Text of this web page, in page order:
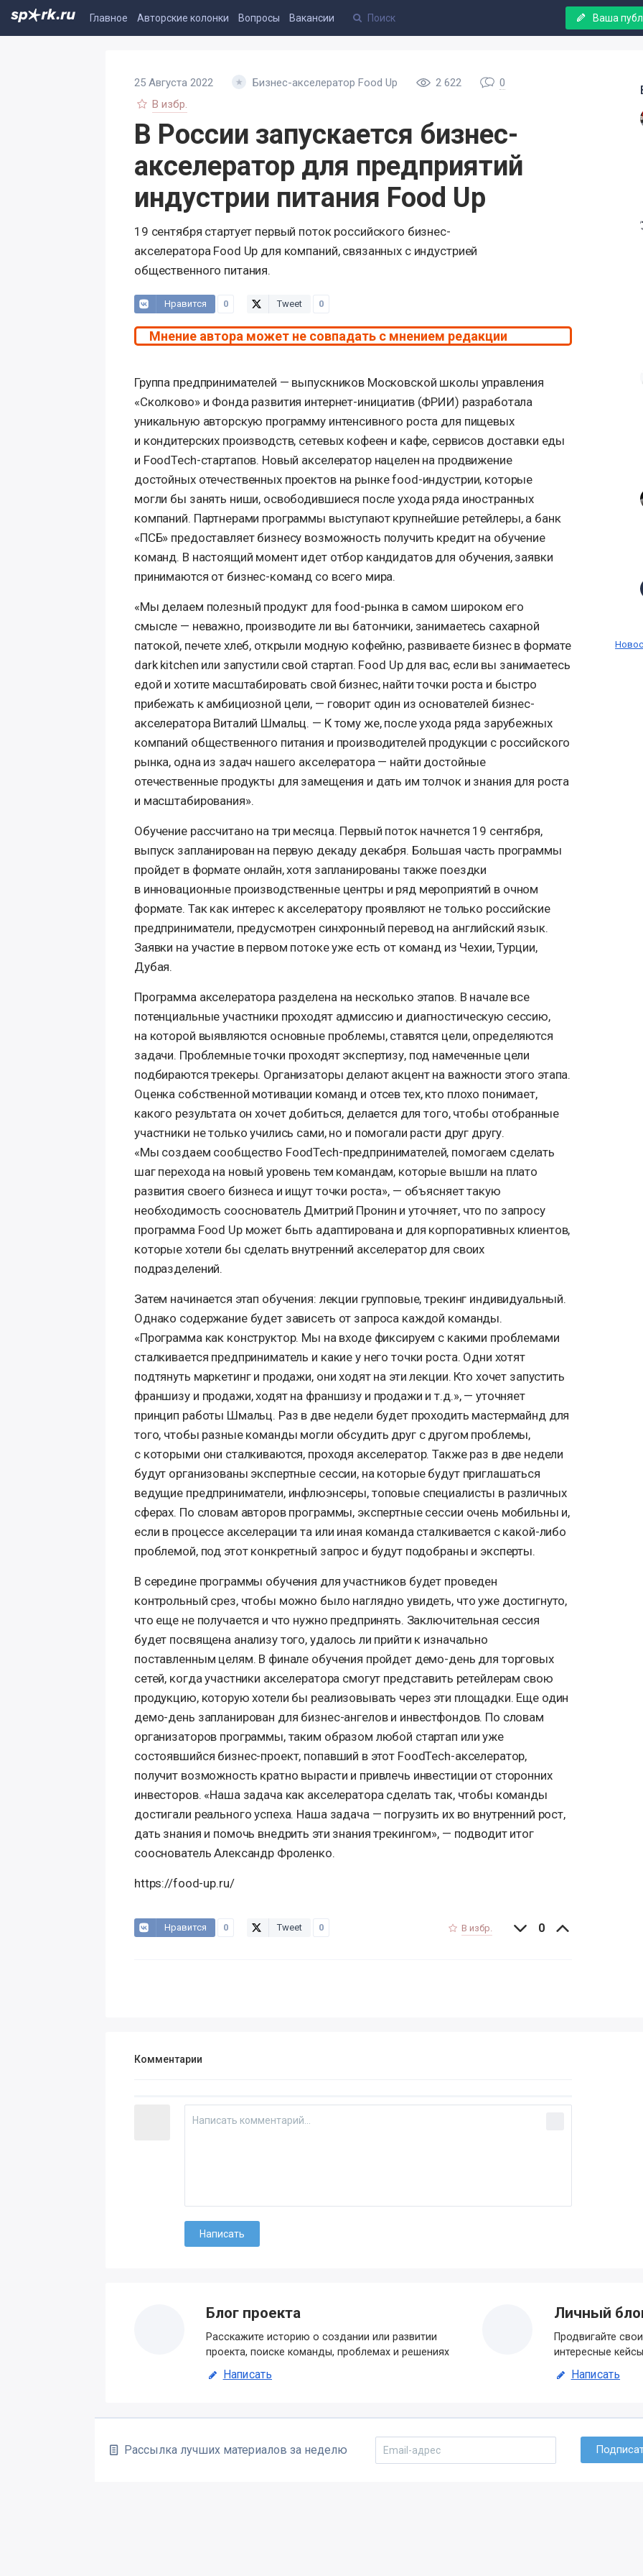
Главное Авторские колонки Вопросы Вакансии Ваша
25 Августа 2022 Бизнес-акселератор Food Up 2 622
0
В избр.
В России запускается бизнес-
акселератор для предприятий
индустрии питания Food Up
19 сентября стартует первый поток российского бизнес-
акселератора Food Up для компаний, связанных с индустрией
общественного питания.
Нравится 0 Tweet 0
Мнение автора может не совпадать с мнением редакции
Группа предпринимателей — выпускников Московской школы управления
«Сколково» и Фонда развития интернет-инициатив (ФРИИ) разработала
уникальную авторскую программу интенсивного роста для пищевых
и кондитерских производств, сетевых кофеен и кафе, сервисов доставки еды
и FoodTech-стартапов. Новый акселератор нацелен на продвижение
достойных отечественных проектов на рынке food-индустрии, которые
могли бы занять ниши, освободившиеся после ухода ряда иностранных
компаний. Партнерами программы выступают крупнейшие ретейлеры, а банк
«ПСБ» предоставляет бизнесу возможность получить кредит на обучение
команд. В настоящий момент идет отбор кандидатов для обучения, заявки
принимаются от бизнес-команд со всего мира.
«Мы делаем полезный продукт для food-рынка в самом широком его
смысле — неважно, производите ли вы батончики, занимаетесь сахарной
патокой, печете хлеб, открыли модную кофейню, развиваете бизнес в формате
dark kitchen или запустили свой стартап. Food Up для вас, если вы занимаетесь
едой и хотите масштабировать свой бизнес, найти точки роста и быстро
прибежать к амбициозной цели, — говорит один из основателей бизнес-
акселератора Виталий Шмальц. — К тому же, после ухода ряда зарубежных
компаний общественного питания и производителей продукции с российского
рынка, одна из задач нашего акселератора — найти достойные
отечественные продукты для замещения и дать им толчок и знания для роста
и масштабирования».
Обучение рассчитано на три месяца. Первый поток начнется 19 сентября,
выпуск запланирован на первую декаду декабря. Большая часть программы
пройдет в формате онлайн, хотя запланированы также поездки
в инновационные производственные центры и ряд мероприятий в очном
формате. Так как интерес к акселератору проявляют не только российские
предприниматели, предусмотрен синхронный перевод на английский язык.
Заявки на участие в первом потоке уже есть от команд из Чехии, Турции,
Дубая.
Программа акселератора разделена на несколько этапов. В начале все
потенциальные участники проходят адмиссию и диагностическую сессию,
на которой выявляются основные проблемы, ставятся цели, определяются
задачи. Проблемные точки проходят экспертизу, под намеченные цели
подбираются трекеры. Организаторы делают акцент на важности этого этапа.
Оценка собственной мотивации команд и отсев тех, кто плохо понимает,
какого результата он хочет добиться, делается для того, чтобы отобранные
участники не только учились сами, но и помогали расти друг другу.
«Мы создаем сообщество FoodTech-предпринимателей, помогаем сделать
шаг перехода на новый уровень тем командам, которые вышли на плато
развития своего бизнеса и ищут точки роста», — объясняет такую
необходимость сооснователь Дмитрий Пронин и уточняет, что по запросу
программа Food Up может быть адаптирована и для корпоративных клиентов,
которые хотели бы сделать внутренний акселератор для своих
подразделений.
Затем начинается этап обучения: лекции групповые, трекинг индивидуальный.
Однако содержание будет зависеть от запроса каждой команды.
«Программа как конструктор. Мы на входе фиксируем с какими проблемами
сталкивается предприниматель и какие у него точки роста. Одни хотят
подтянуть маркетинг и продажи, они ходят на эти лекции. Кто хочет запустить
франшизу и продажи, ходят на франшизу и продажи и т.д.», — уточняет
принцип работы Шмальц. Раз в две недели будет проходить мастермайнд для
того, чтобы разные команды могли обсудить друг с другом проблемы,
с которыми они сталкиваются, проходя акселератор. Также раз в две недели
будут организованы экспертные сессии, на которые будут приглашаться
ведущие предприниматели, инфлюэнсеры, топовые специалисты в различных
сферах. По словам авторов программы, экспертные сессии очень мобильны и,
если в процессе акселерации та или иная команда сталкивается с какой-либо
проблемой, под этот конкретный запрос и будут подобраны и эксперты.
В середине программы обучения для участников будет проведен
контрольный срез, чтобы можно было наглядно увидеть, что уже достигнуто,
что еще не получается и что нужно предпринять. Заключительная сессия
будет посвящена анализу того, удалось ли прийти к изначально
поставленным целям. В финале обучения пройдет демо-день для торговых
сетей, когда участники акселератора смогут представить ретейлерам свою
продукцию, которую хотели бы реализовывать через эти площадки. Еще один
демо-день запланирован для бизнес-ангелов и инвестфондов. По словам
организаторов программы, таким образом любой стартап или уже
состоявшийся бизнес-проект, попавший в этот FoodTech-акселератор,
получит возможность кратно вырасти и привлечь инвестиции от сторонних
инвесторов. «Наша задача как акселератора сделать так, чтобы команды
достигали реального успеха. Наша задача — погрузить их во внутренний рост,
дать знания и помочь внедрить эти знания трекингом», — подводит итог
сооснователь Александр Фроленко.
https://food-up.ru/
0
В избр.
Нравится 0 Tweet 0
Комментарии
Блог проекта
Расскажите историю о создании или развитии
проекта, поиске команды, проблемах и решениях
Написать
Личный
Продвигайте
интересные
Написать
Рассылка лучших материалов за неделю